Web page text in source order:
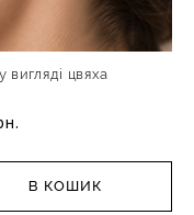
вигляді цвяха
В КОШИК